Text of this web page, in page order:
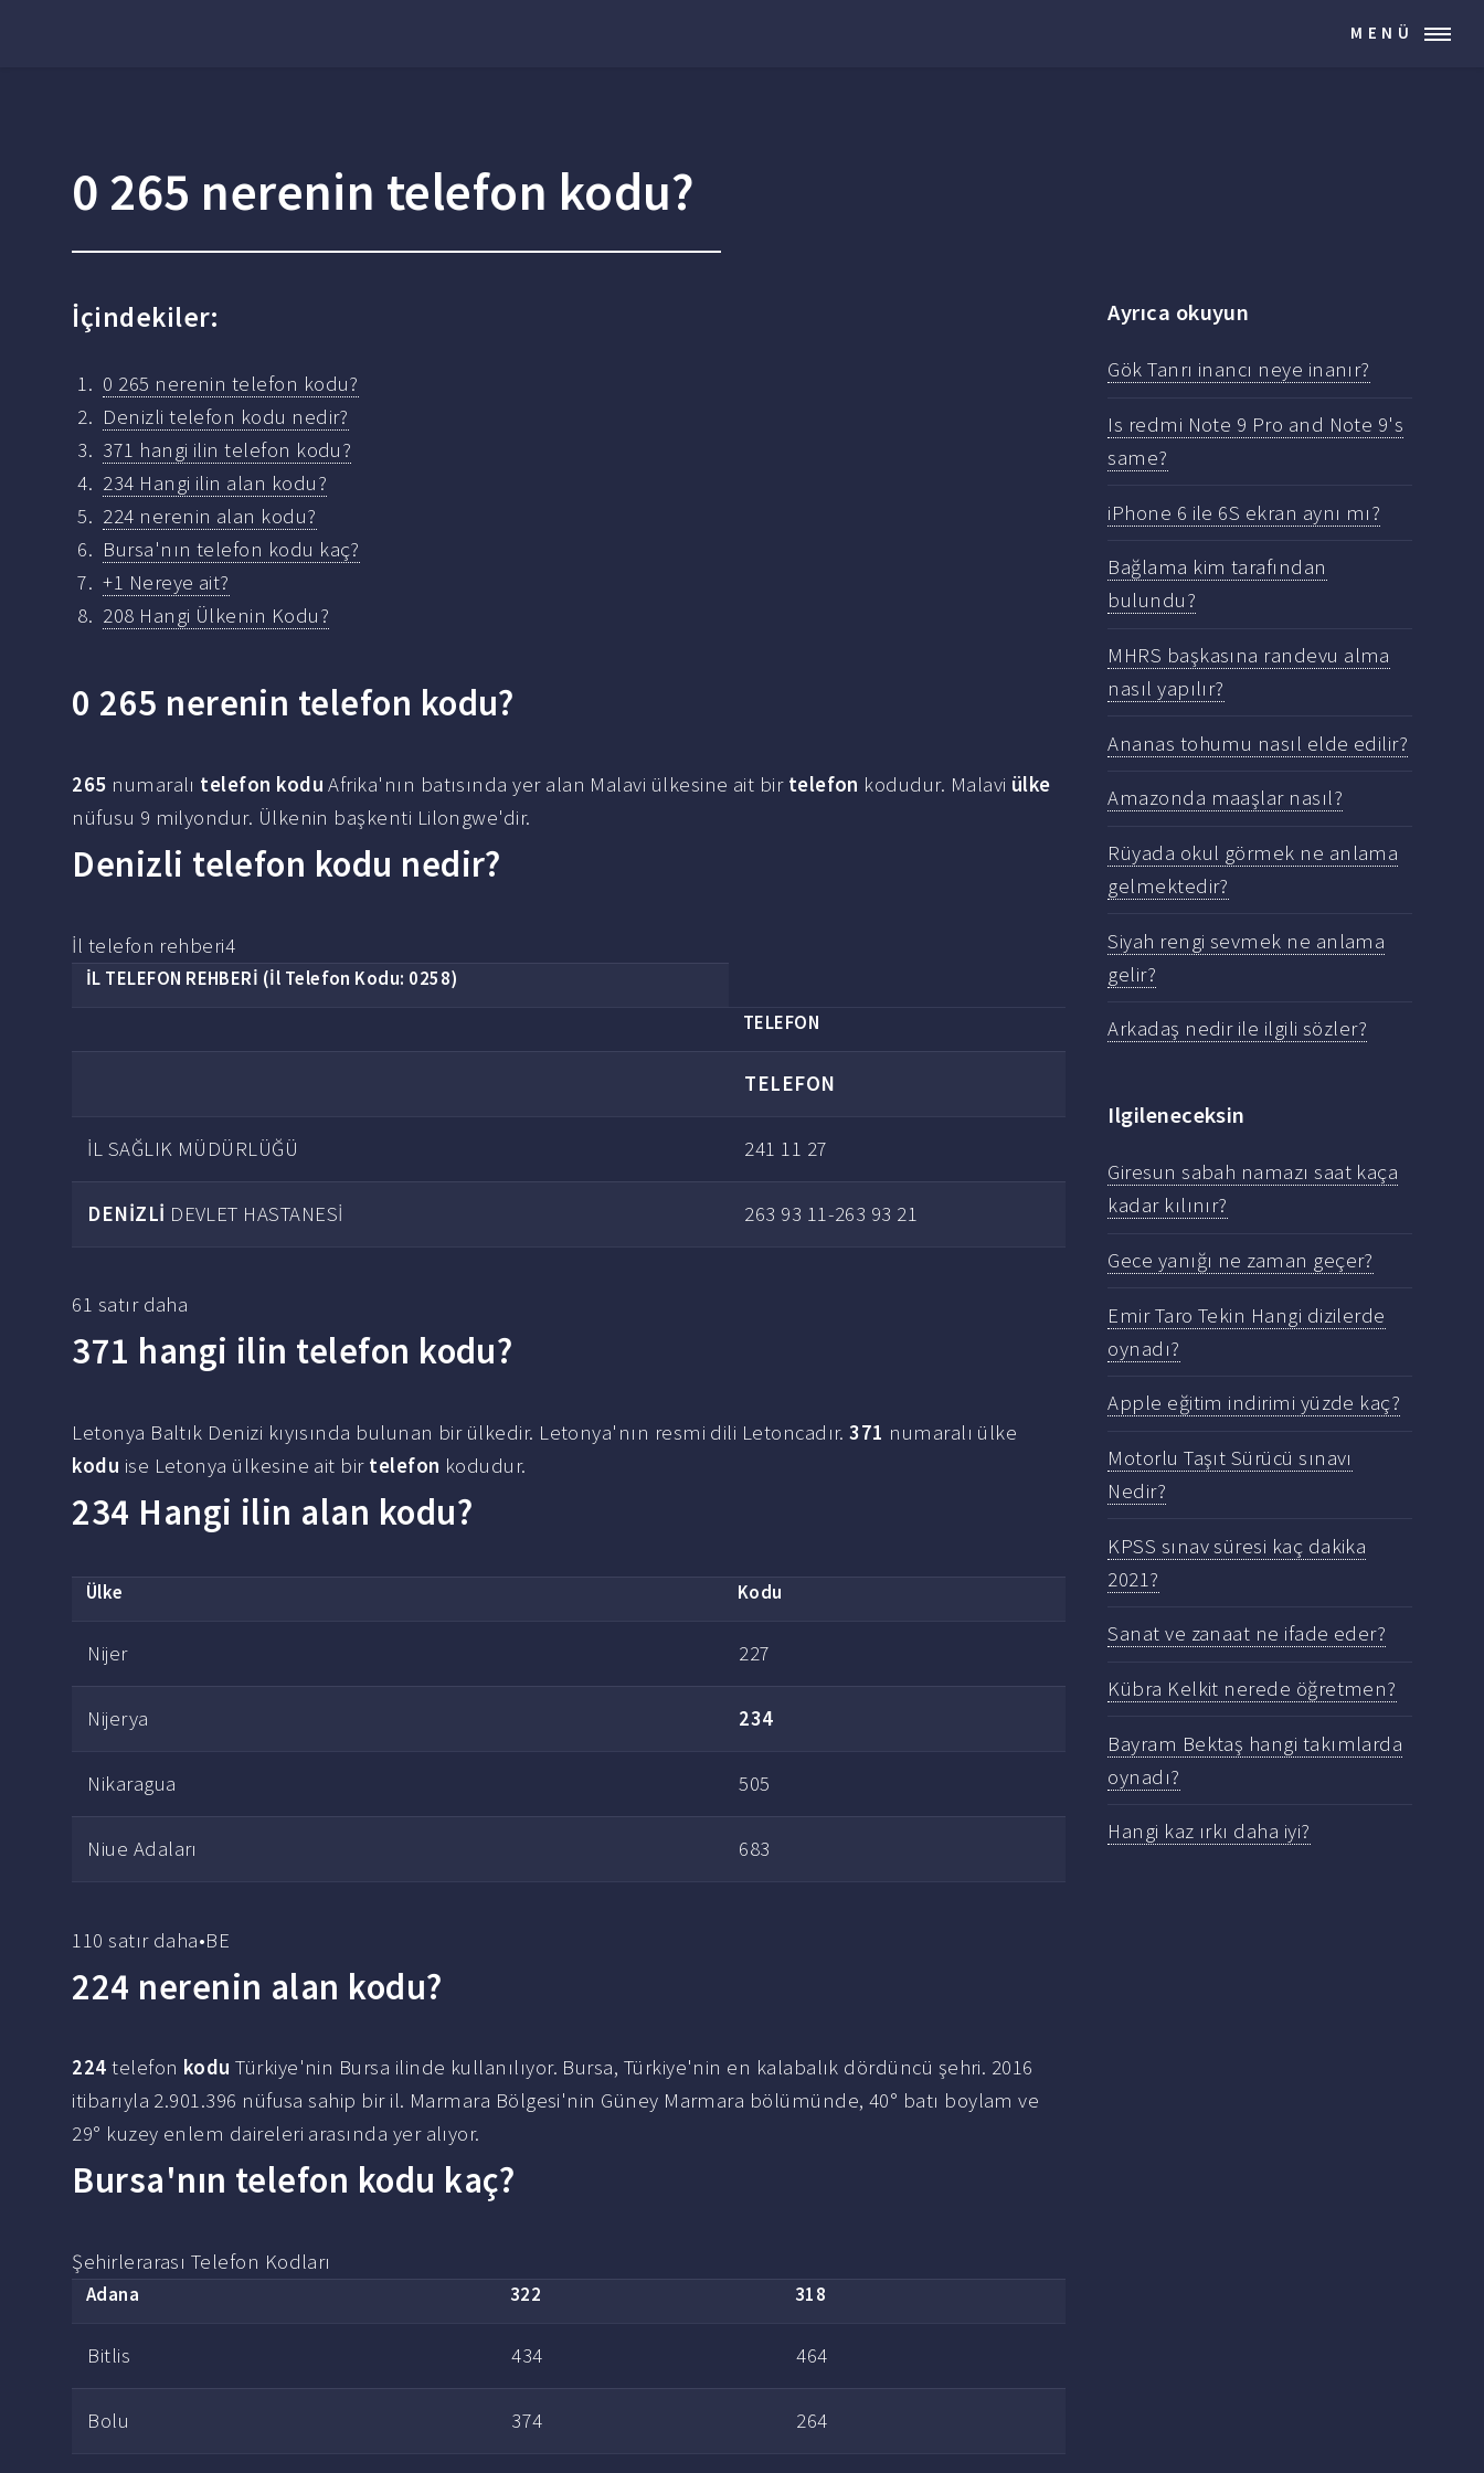
MENÜ
0 265 nerenin telefon kodu?
İçindekiler:
0 265 nerenin telefon kodu?
Denizli telefon kodu nedir?
371 hangi ilin telefon kodu?
234 Hangi ilin alan kodu?
224 nerenin alan kodu?
Bursa'nın telefon kodu kaç?
+1 Nereye ait?
208 Hangi Ülkenin Kodu?
0 265 nerenin telefon kodu?
265 numaralı telefon kodu Afrika'nın batısında yer alan Malavi ülkesine ait bir telefon kodudur. Malavi ülke
nüfusu 9 milyondur. Ülkenin başkenti Lilongwe'dir.
Denizli telefon kodu nedir?
İl telefon rehberi4
İL TELEFON REHBERİ (İl Telefon Kodu: 0258)
TELEFON
TELEFON
İL SAĞLIK MÜDÜRLÜĞÜ 241 11 27
DENİZLİ DEVLET HASTANESİ 263 93 11-263 93 21
61 satır daha
371 hangi ilin telefon kodu?
Letonya Baltık Denizi kıyısında bulunan bir ülkedir. Letonya'nın resmi dili Letoncadır.371 numaralı ülke
kodu ise Letonya ülkesine ait bir telefon kodudur.
234 Hangi ilin alan kodu?
Ülke Kodu
Nijer 227
Nijerya 234
Nikaragua 505
Niue Adaları 683
110 satır daha•BE
224 nerenin alan kodu?
224 telefon kodu Türkiye'nin Bursa ilinde kullanılıyor. Bursa, Türkiye'nin en kalabalık dördüncü şehri. 2016
itibarıyla 2.901.396 nüfusa sahip bir il. Marmara Bölgesi'nin Güney Marmara bölümünde, 40° batı boylam ve
29° kuzey enlem daireleri arasında yer alıyor.
Bursa'nın telefon kodu kaç?
Şehirlerarası Telefon Kodları
Adana 322 318
Bitlis 434 464
Bolu 374 264
Ayrıca okuyun
Gök Tanrı inancı neye inanır?
Is redmi Note 9 Pro and Note 9's
same?
iPhone 6 ile 6S ekran aynı mı?
Bağlama kim tarafından
bulundu?
MHRS başkasına randevu alma
nasıl yapılır?
Ananas tohumu nasıl elde edilir?
Amazonda maaşlar nasıl?
Rüyada okul görmek ne anlama
gelmektedir?
Siyah rengi sevmek ne anlama
gelir?
Arkadaş nedir ile ilgili sözler?
Ilgileneceksin
Giresun sabah namazı saat kaça
kadar kılınır?
Gece yanığı ne zaman geçer?
Emir Taro Tekin Hangi dizilerde
oynadı?
Apple eğitim indirimi yüzde kaç?
Motorlu Taşıt Sürücü sınavı
Nedir?
KPSS sınav süresi kaç dakika
2021?
Sanat ve zanaat ne ifade eder?
Kübra Kelkit nerede öğretmen?
Bayram Bektaş hangi takımlarda
oynadı?
Hangi kaz ırkı daha iyi?